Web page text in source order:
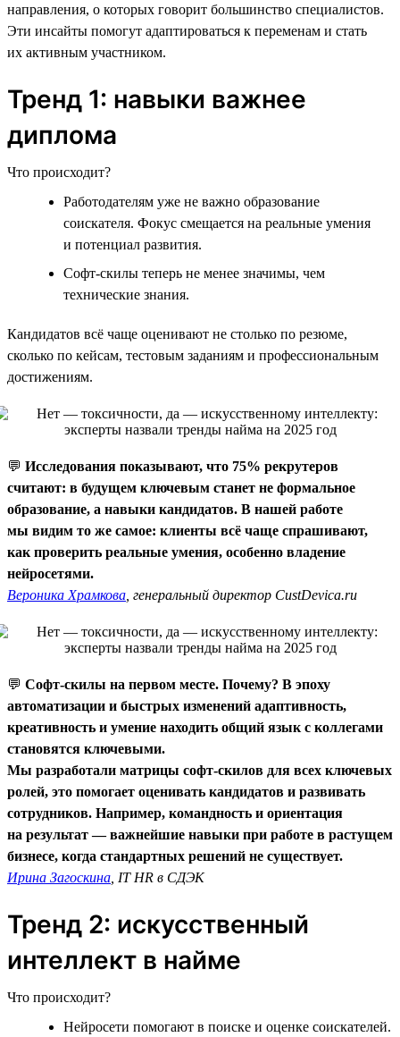
направления, о которых говорит большинство специалистов.
Эти инсайты помогут адаптироваться к переменам и стать
их активным участником.
Тренд 1: навыки важнее
диплома
Что происходит?
Работодателям уже не важно образование
соискателя. Фокус смещается на реальные умения
и потенциал развития.
Софт-скилы теперь не менее значимы, чем
технические знания.
Кандидатов всё чаще оценивают не столько по резюме,
сколько по кейсам, тестовым заданиям и профессиональным
достижениям.
💬 Исследования показывают, что 75% рекрутеров
считают: в будущем ключевым станет не формальное
образование, а навыки кандидатов. В нашей работе
мы видим то же самое: клиенты всё чаще спрашивают,
как проверить реальные умения, особенно владение
нейросетями.
Вероника Храмкова , генеральный директор CustDevica.ru
💬 Софт-скилы на первом месте. Почему? В эпоху
автоматизации и быстрых изменений адаптивность,
креативность и умение находить общий язык с коллегами
становятся ключевыми.
Мы разработали матрицы софт-скилов для всех ключевых
ролей, это помогает оценивать кандидатов и развивать
сотрудников. Например, командность и ориентация
на результат — важнейшие навыки при работе в растущем
бизнесе, когда стандартных решений не существует.
Ирина Загоскина , IT HR в СДЭК
Тренд 2: искусственный
интеллект в найме
Что происходит?
Нейросети помогают в поиске и оценке соискателей.